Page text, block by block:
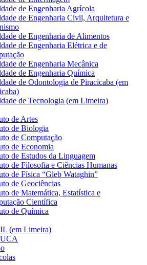
de Engenharia Agrícola
de Engenharia Civil, Arquitetura e
de Engenharia de Alimentos
de Engenharia Elétrica e de
de Engenharia Mecânica
de Engenharia Química
de Odontologia de Piracicaba (em
de Tecnologia (em Limeira)
de Artes
de Biologia
de Computação
de Economia
de Estudos da Linguagem
de Filosofia e Ciências Humanas
de Física “Gleb Wataghin”
de Geociências
de Matemática, Estatística e
Científica
de Química
(em Limeira)